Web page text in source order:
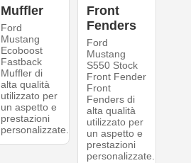
Muffler
Ford
Mustang
Ecoboost
Fastback
Muffler di
alta qualità
utilizzato per
un aspetto e
prestazioni
personalizzate.
Front
Fenders
Ford
Mustang
S550 Stock
Front Fender
Front
Fenders di
alta qualità
utilizzato per
un aspetto e
prestazioni
personalizzate.